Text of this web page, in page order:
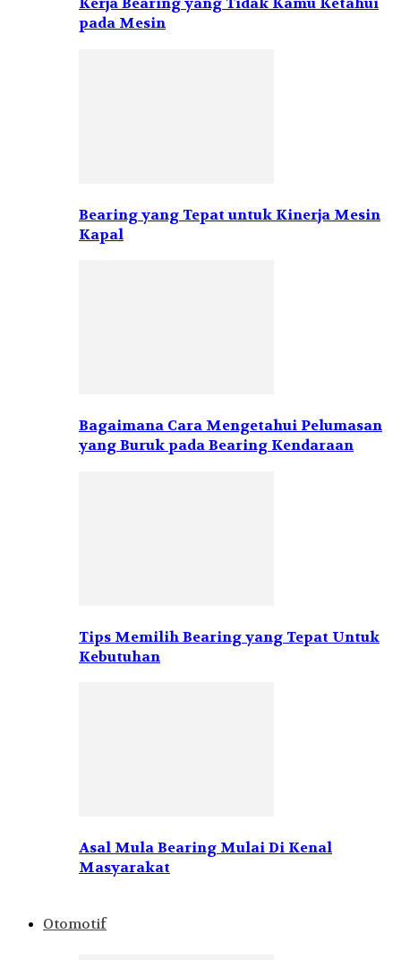
pada Mesin
Bearing yang Tepat untuk Kinerja Mesin
Kapal
Bagaimana Cara Mengetahui Pelumasan
yang Buruk pada Bearing Kendaraan
Tips Memilih Bearing yang Tepat Untuk
Kebutuhan
Asal Mula Bearing Mulai Di Kenal
Masyarakat
Otomotif